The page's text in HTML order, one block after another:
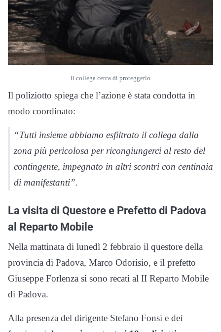
Il collega cerca di proteggerlo
Il poliziotto spiega che l’azione è stata condotta in
modo coordinato:
“Tutti insieme abbiamo esfiltrato il collega dalla
zona più pericolosa per ricongiungerci al resto del
contingente, impegnato in altri scontri con centinaia
di manifestanti”.
La visita di Questore e Prefetto di Padova
al Reparto Mobile
Nella mattinata di lunedì 2 febbraio il questore della
provincia di Padova, Marco Odorisio, e il prefetto
Giuseppe Forlenza si sono recati al II Reparto Mobile
di Padova.
Alla presenza del dirigente Stefano Fonsi e dei